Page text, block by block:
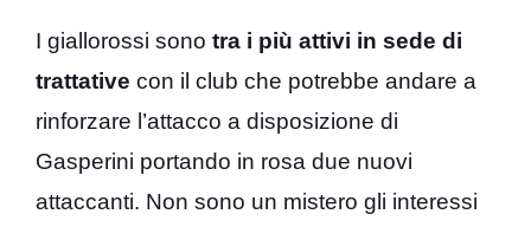
I giallorossi sono tra i più attivi in sede di
trattative con il club che potrebbe andare a
rinforzare l’attacco a disposizione di
Gasperini portando in rosa due nuovi
attaccanti. Non sono un mistero gli interessi